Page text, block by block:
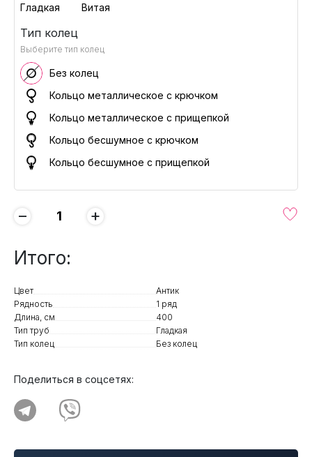
Гладкая Витая
Тип колец
Выберите тип колец
Без колец
Кольцо металлическое с крючком
Кольцо металлическое с прищепкой
Кольцо бесшумное с крючком
Кольцо бесшумное с прищепкой
− +
Итого:
Цвет
Антик
Рядность
1 ряд
Длина, см
400
Тип труб
Гладкая
Тип колец
Без колец
Поделиться в соцсетях: